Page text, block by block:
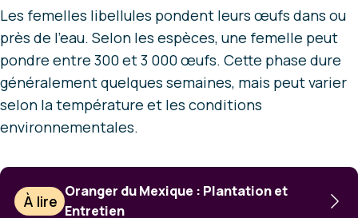
Les femelles libellules pondent leurs œufs dans ou
près de l’eau. Selon les espèces, une femelle peut
pondre entre 300 et 3 000 œufs. Cette phase dure
généralement quelques semaines, mais peut varier
selon la température et les conditions
environnementales.
À lire
Oranger du Mexique : Plantation et
Entretien